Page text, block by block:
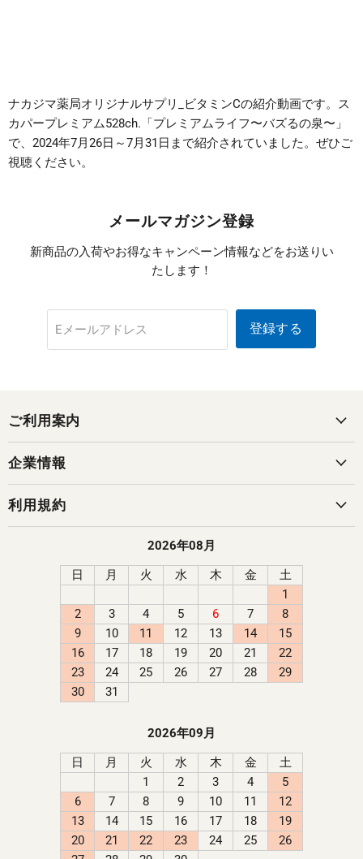
ナカジマ薬局オリジナルサプリ_ビタミンCの紹介動画です。ス
カパープレミアム528ch.「プレミアムライフ〜バズるの泉〜」
で、2024年7月26日～7月31日まで紹介されていました。ぜひご
視聴ください。
メールマガジン登録
新商品の入荷やお得なキャンペーン情報などをお送りい
たします！
Eメールアドレス 登録する
ご利用案内
企業情報
利用規約
2026年08月
日
月 火 水 木 金
土
1
2
3 4 5 6 7
8
9
10 11 12 13 14
15
16
17 18 19 20 21
22
23
24 25 26 27 28
29
30
31
2026年09月
日
月 火 水 木 金
土
1
2 3 4
5
6
7 8 9 10 11
12
13
14 15 16 17 18
19
20
21 22 23 24 25
26